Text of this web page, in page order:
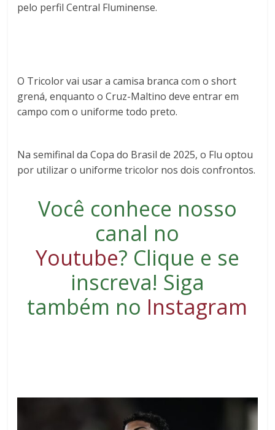
pelo perfil Central Fluminense.
O Tricolor vai usar a camisa branca com o short
grená, enquanto o Cruz-Maltino deve entrar em
campo com o uniforme todo preto.
Na semifinal da Copa do Brasil de 2025, o Flu optou
por utilizar o uniforme tricolor nos dois confrontos.
Você conhece nosso
canal no
Youtube? Clique e se
inscreva! Siga
também no Instagram